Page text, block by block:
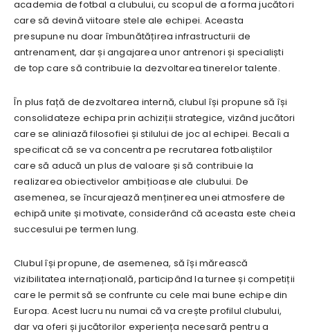
academia de fotbal a clubului, cu scopul de a forma jucători
care să devină viitoare stele ale echipei. Aceasta
presupune nu doar îmbunătățirea infrastructurii de
antrenament, dar și angajarea unor antrenori și specialiști
de top care să contribuie la dezvoltarea tinerelor talente.
În plus față de dezvoltarea internă, clubul își propune să își
consolidateze echipa prin achiziții strategice, vizând jucători
care se aliniază filosofiei și stilului de joc al echipei. Becali a
specificat că se va concentra pe recrutarea fotbaliștilor
care să aducă un plus de valoare și să contribuie la
realizarea obiectivelor ambițioase ale clubului. De
asemenea, se încurajează menținerea unei atmosfere de
echipă unite și motivate, considerând că aceasta este cheia
succesului pe termen lung.
Clubul își propune, de asemenea, să își mărească
vizibilitatea internațională, participând la turnee și competiții
care le permit să se confrunte cu cele mai bune echipe din
Europa. Acest lucru nu numai că va crește profilul clubului,
dar va oferi și jucătorilor experiența necesară pentru a